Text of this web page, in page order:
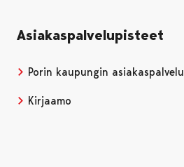
Asiakaspalvelupisteet
Porin kaupungin asiakaspalvelu
Kirjaamo